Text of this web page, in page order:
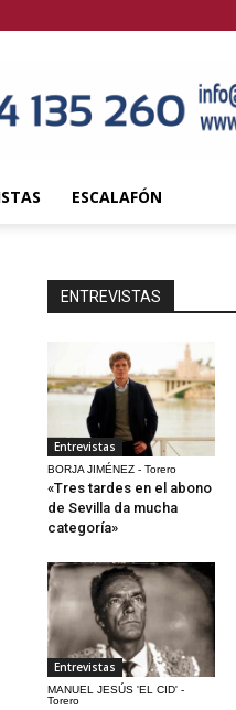
ESCALAFÓN
ENTREVISTAS
Entrevistas
BORJA JIMÉNEZ - Torero
«Tres tardes en el abono
de Sevilla da mucha
categoría»
Entrevistas
MANUEL JESÚS 'EL CID' -
Torero